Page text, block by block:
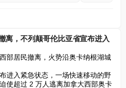
离，不列颠哥伦比亚省宣布进入
部居民撤离，火势沿奥卡纳根湖城
进入紧急状态，一场快速移动的野
使超过 2 万人逃离加拿大西部奥卡